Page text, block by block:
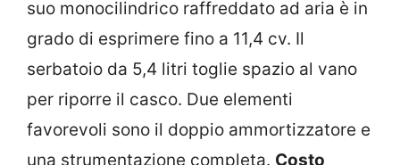
suo monocilindrico raffreddato ad aria è in
grado di esprimere fino a 11,4 cv. Il
serbatoio da 5,4 litri toglie spazio al vano
per riporre il casco. Due elementi
favorevoli sono il doppio ammortizzatore e
una strumentazione completa. Costo